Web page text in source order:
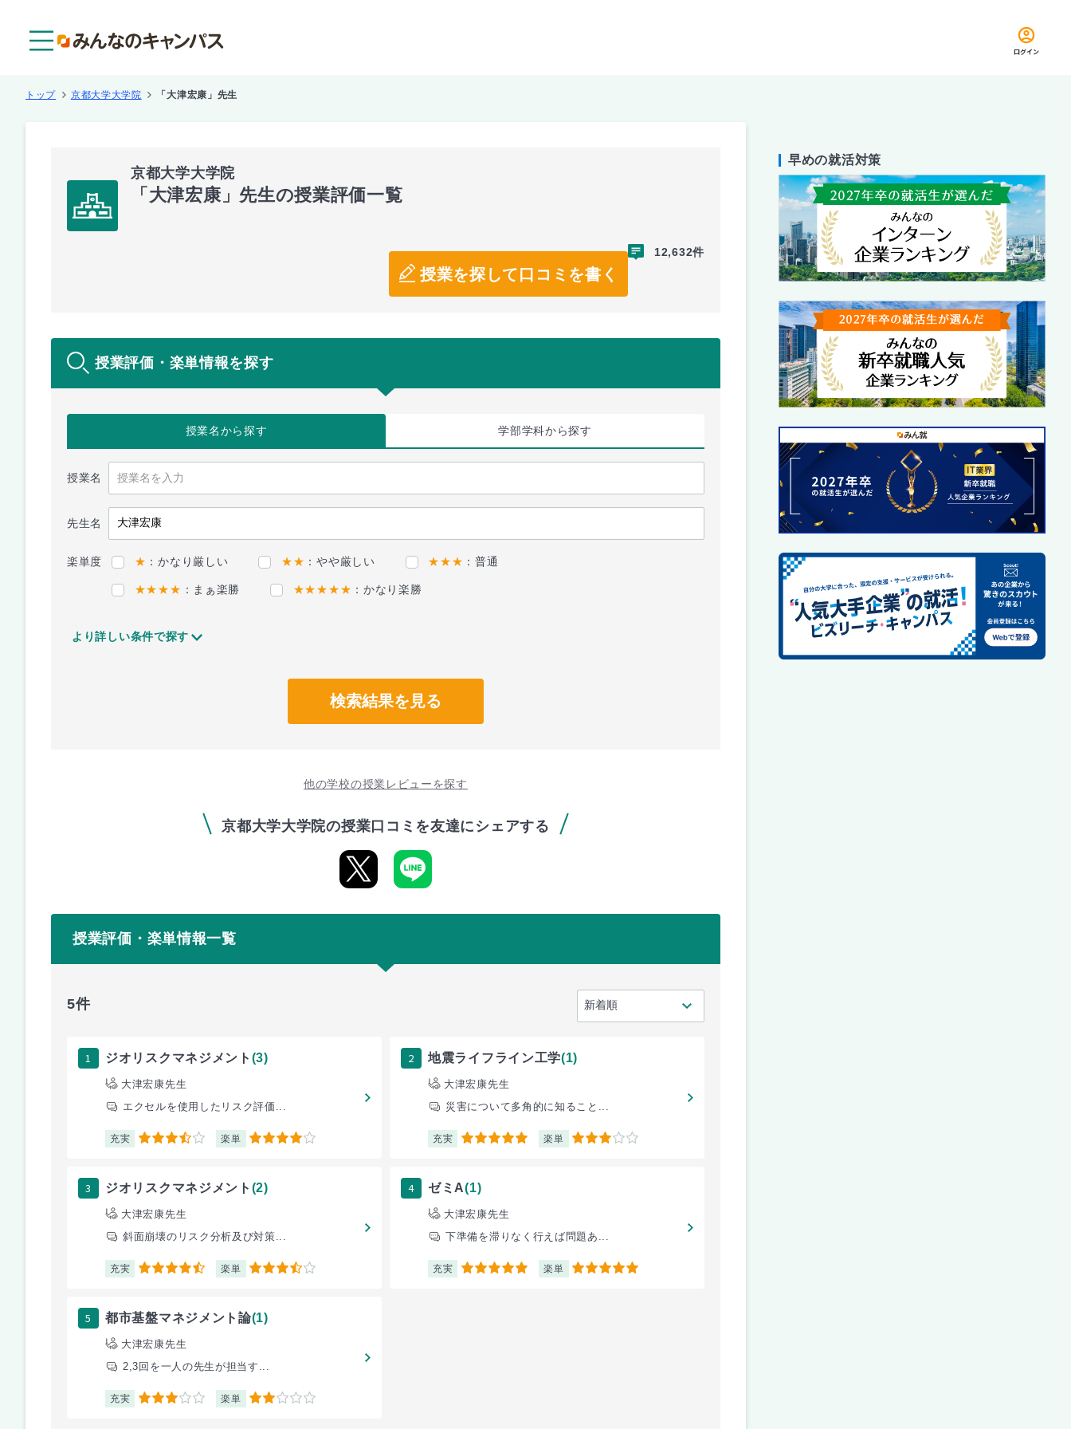
ログイン
トップ 京都大学大学院 「大津宏康」先生
京都大学大学院
「大津宏康」先生の授業評価一覧
授業を探して口コミを書く
12,632件
授業評価・楽単情報を探す
授業名から探す 学部学科から探す
授業名
先生名
楽単度 ★ ：かなり厳しい ★★ ：やや厳しい ★★★ ：普通
★★★★ ：まぁ楽勝 ★★★★★ ：かなり楽勝
より詳しい条件で探す
検索結果を見る
他の学校の授業レビューを探す
京都大学大学院の授業口コミを友達にシェアする
授業評価・楽単情報一覧
5件
1 ジオリスクマネジメント (3)
大津宏康先生
エクセルを使用したリスク評価...
充実 3.5 楽単 4
2 地震ライフライン工学(1)
大津宏康先生
災害について多角的に知ること...
充実 5 楽単 3
3 ジオリスクマネジメント (2)
大津宏康先生
斜面崩壊のリスク分析及び対策...
充実 4.5 楽単 3.5
4 ゼミA(1)
大津宏康先生
下準備を滞りなく行えば問題あ...
充実 5 楽単 5
5 都市基盤マネジメント論(1)
大津宏康先生
2,3回を一人の先生が担当す...
充実 3 楽単 2
早めの就活対策